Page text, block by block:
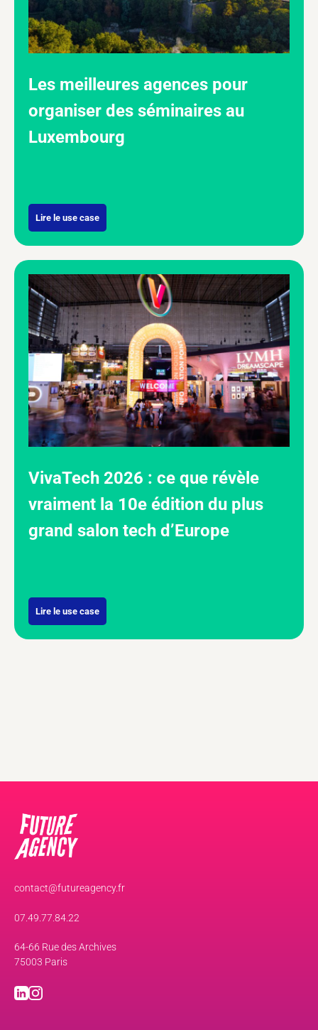
Les meilleures agences pour
organiser des séminaires au
Luxembourg
Lire le use case
VivaTech 2026 : ce que révèle
vraiment la 10e édition du plus
grand salon tech d’Europe
Lire le use case
contact@futureagency.fr
07.49.77.84.22
64-66 Rue des Archives
75003 Paris